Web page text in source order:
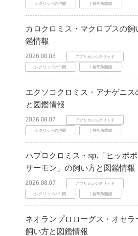
シクリッドの仲間 ｜熱帯魚図鑑
カロクロミス・マクロプスの飼
鑑情報
2026.08.08 アフリカンシクリッド
シクリッドの仲間 ｜熱帯魚図鑑
エクソコクロミス・アナゲニス
と図鑑情報
2026.08.07 アフリカンシクリッド
シクリッドの仲間 ｜熱帯魚図鑑
ハプロクロミス・sp.「ヒッポポ
サーモン」の飼い方と図鑑情報
2026.08.07 アフリカンシクリッド
シクリッドの仲間 ｜熱帯魚図鑑
ネオランプロローグス・オセラ
飼い方と図鑑情報